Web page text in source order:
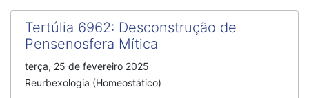
Tertúlia 6962: Desconstrução de
Pensenosfera Mítica
terça, 25 de fevereiro 2025
Reurbexologia (Homeostático)